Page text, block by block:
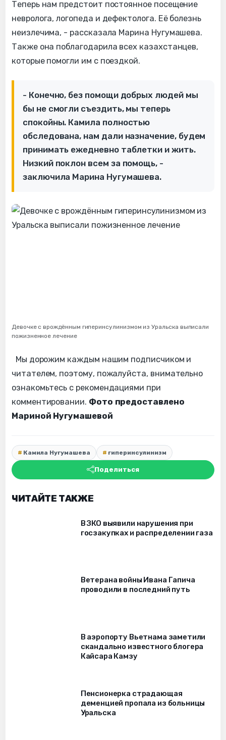
Теперь нам предстоит постоянное посещение
невролога, логопеда и дефектолога. Её болезнь
неизлечима, - рассказала Марина Нугумашева.
Также она поблагодарила всех казахстанцев,
которые помогли им с поездкой.
- Конечно, без помощи добрых людей мы
бы не смогли съездить, мы теперь
спокойны. Камила полностью
обследована, нам дали назначение, будем
принимать ежедневно таблетки и жить.
Низкий поклон всем за помощь, -
заключила Марина Нугумашева.
Девочке с врождённым гиперинсулинизмом из Уральска выписали
пожизненное лечение
Мы дорожим каждым нашим подписчиком и
читателем, поэтому, пожалуйста, внимательно
ознакомьтесь с рекомендациями при
комментировании. Фото предоставлено
Мариной Нугумашевой
Камила Нугумашева гиперинсулинизм
Поделиться
ЧИТАЙТЕ ТАКЖЕ
В ЗКО выявили нарушения при
госзакупках и распределении газа
Ветерана войны Ивана Гапича
проводили в последний путь
В аэропорту Вьетнама заметили
скандально известного блогера
Кайсара Камзу
Пенсионерка страдающая
деменцией пропала из больницы
Уральска